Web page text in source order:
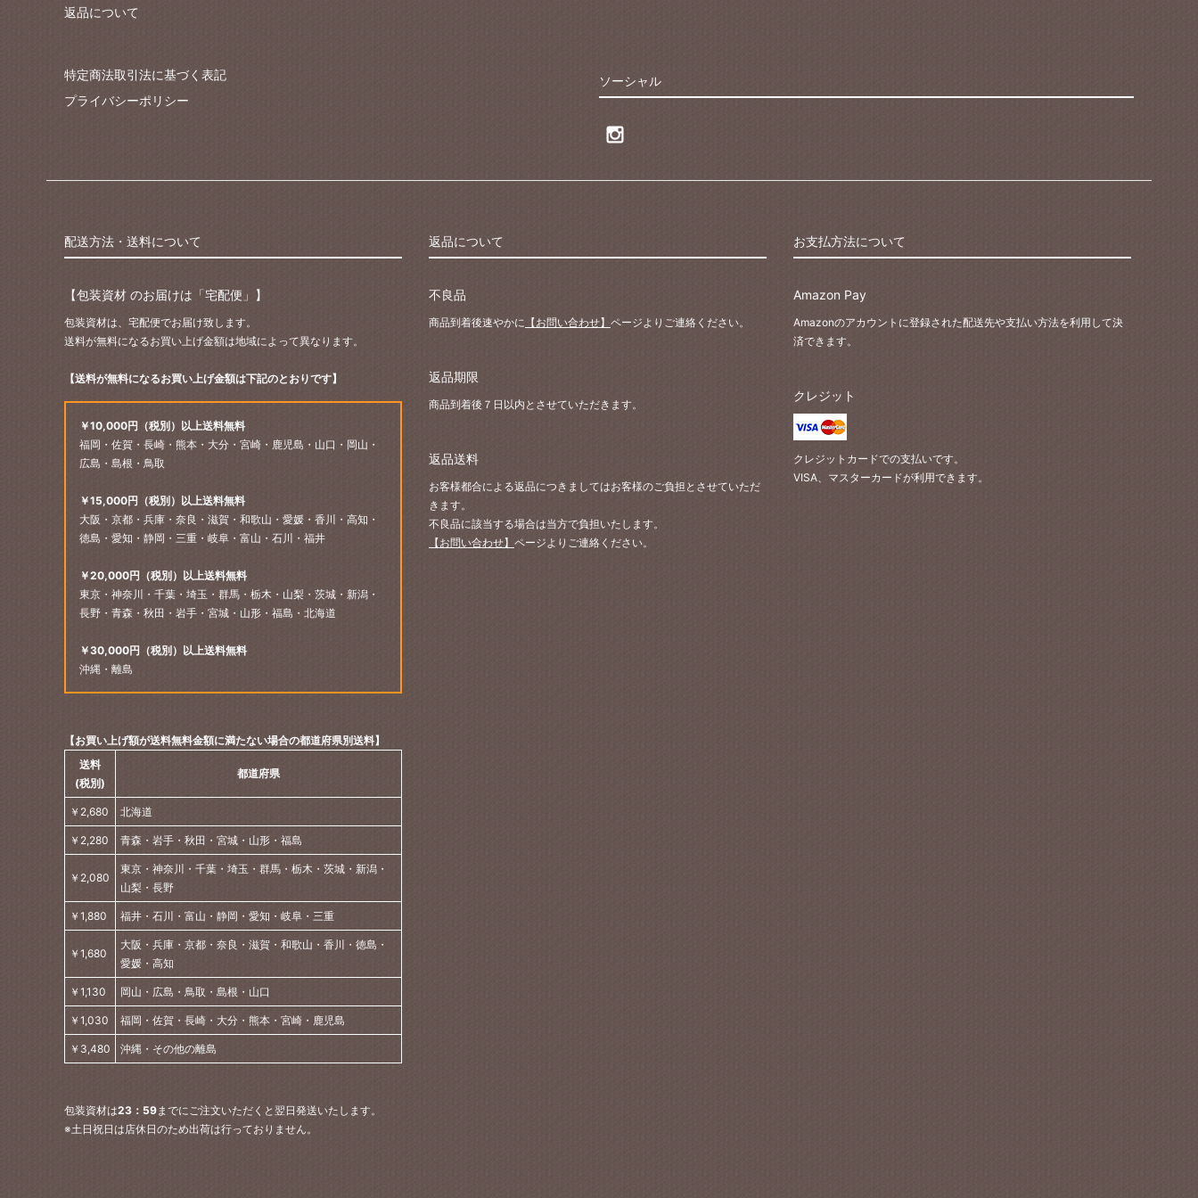
返品について
ソーシャル
特定商法取引法に基づく表記
プライバシーポリシー
配送方法・送料について
【包装資材 のお届けは「宅配便」】
包装資材は、宅配便でお届け致します。
送料が無料になるお買い上げ金額は地域によって異なります。
【送料が無料になるお買い上げ金額は下記のとおりです】
￥10,000円（税別）以上送料無料
福岡・佐賀・長崎・熊本・大分・宮崎・鹿児島・山口・岡山・
広島・島根・鳥取
￥15,000円（税別）以上送料無料
大阪・京都・兵庫・奈良・滋賀・和歌山・愛媛・香川・高知・
徳島・愛知・静岡・三重・岐阜・富山・石川・福井
￥20,000円（税別）以上送料無料
東京・神奈川・千葉・埼玉・群馬・栃木・山梨・茨城・新潟・
長野・青森・秋田・岩手・宮城・山形・福島・北海道
￥30,000円（税別）以上送料無料
沖縄・離島
【お買い上げ額が送料無料金額に満たない場合の都道府県別送料】
送料
(税別)
都道府県
￥2,680 北海道
￥2,280 青森・岩手・秋田・宮城・山形・福島
￥2,080
東京・神奈川・千葉・埼玉・群馬・栃木・茨城・新潟・
山梨・長野
￥1,880 福井・石川・富山・静岡・愛知・岐阜・三重
￥1,680
大阪・兵庫・京都・奈良・滋賀・和歌山・香川・徳島・
愛媛・高知
￥1,130 岡山・広島・鳥取・島根・山口
￥1,030 福岡・佐賀・長崎・大分・熊本・宮崎・鹿児島
￥3,480 沖縄・その他の離島
包装資材は23：59までにご注文いただくと翌日発送いたします。
※土日祝日は店休日のため出荷は行っておりません。
返品について
不良品
商品到着後速やかに 【お問い合わせ】 ページよりご連絡ください。
返品期限
商品到着後７日以内とさせていただきます。
返品送料
お客様都合による返品につきましてはお客様のご負担とさせていただ
きます。
不良品に該当する場合は当方で負担いたします。
【お問い合わせ】 ページよりご連絡ください。
お支払方法について
Amazon Pay
Amazonのアカウントに登録された配送先や支払い方法を利用して決
済できます。
クレジット
クレジットカードでの支払いです。
VISA、マスターカードが利用できます。